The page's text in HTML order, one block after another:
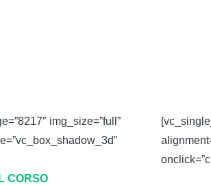
img_size=”full”
CORSO